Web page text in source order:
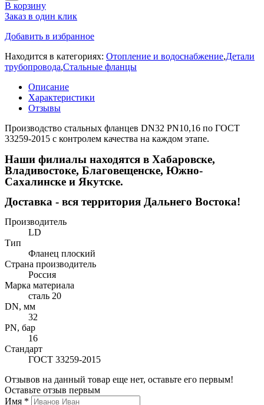
В корзину
Заказ в один клик
Добавить в избранное
Находится в категориях: Отопление и водоснабжение,Детали
трубопровода,Стальные фланцы
Описание
Характеристики
Отзывы
Производство стальных фланцев DN32 PN10,16 по ГОСТ
33259-2015 с контролем качества на каждом этапе.
Наши филиалы находятся в Хабаровске,
Владивостоке, Благовещенске, Южно-
Сахалинске и Якутске.
Доставка - вся территория Дальнего Востока!
Производитель
LD
Тип
Фланец плоский
Страна производитель
Россия
Марка материала
сталь 20
DN, мм
32
PN, бар
16
Стандарт
ГОСТ 33259-2015
Отзывов на данный товар еще нет, оставьте его первым!
Оставьте отзыв первым
Имя *